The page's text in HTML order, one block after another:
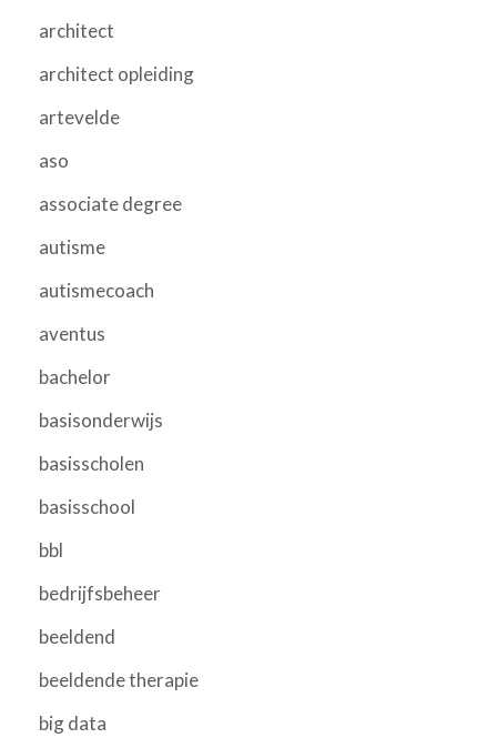
architect
architect opleiding
artevelde
aso
associate degree
autisme
autismecoach
aventus
bachelor
basisonderwijs
basisscholen
basisschool
bbl
bedrijfsbeheer
beeldend
beeldende therapie
big data